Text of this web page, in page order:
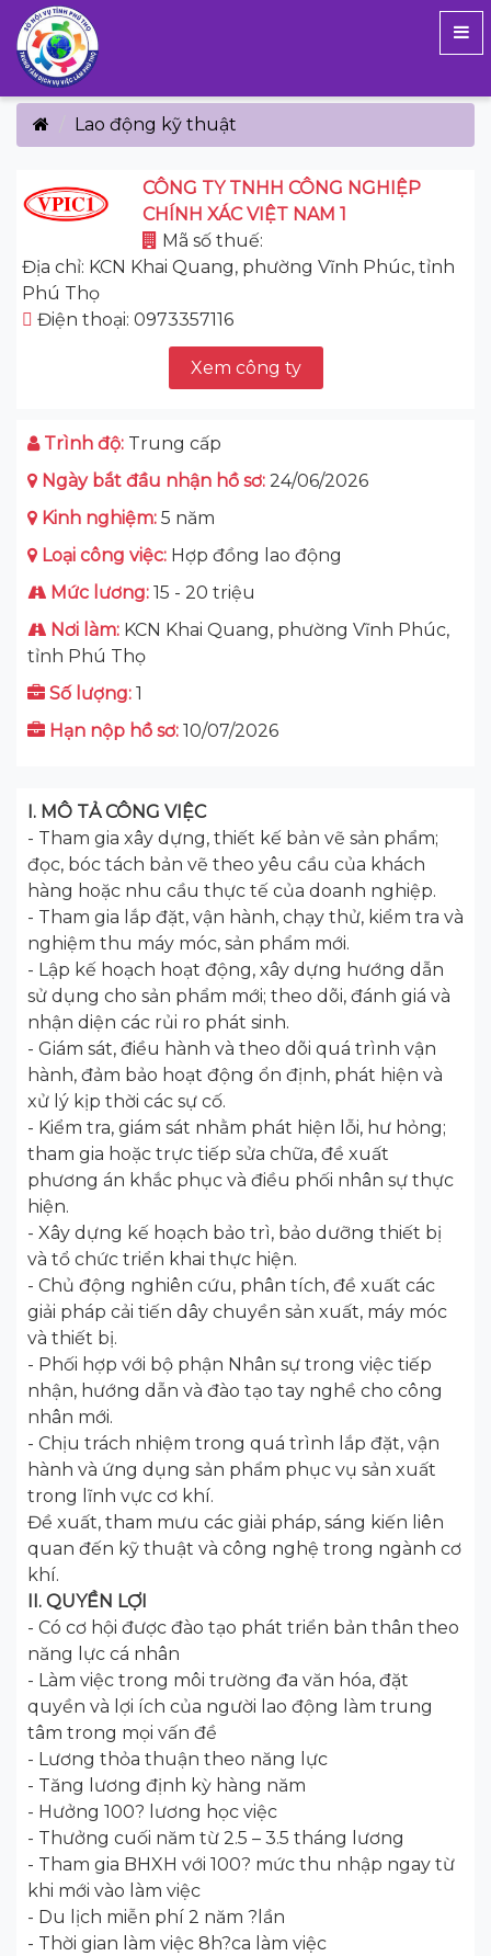
Lao động kỹ thuật
CÔNG TY TNHH CÔNG NGHIỆP
CHÍNH XÁC VIỆT NAM 1
Mã số thuế:
Địa chỉ: KCN Khai Quang, phường Vĩnh Phúc, tỉnh
Phú Thọ
Điện thoại: 0973357116
Xem công ty
Trình độ: Trung cấp
Ngày bắt đầu nhận hồ sơ: 24/06/2026
Kinh nghiệm: 5 năm
Loại công việc: Hợp đồng lao động
Mức lương: 15 - 20 triệu
Nơi làm: KCN Khai Quang, phường Vĩnh Phúc,
tỉnh Phú Thọ
Số lượng: 1
Hạn nộp hồ sơ: 10/07/2026
I. MÔ TẢ CÔNG VIỆC
- Tham gia xây dựng, thiết kế bản vẽ sản phẩm;
đọc, bóc tách bản vẽ theo yêu cầu của khách
hàng hoặc nhu cầu thực tế của doanh nghiệp.
- Tham gia lắp đặt, vận hành, chạy thử, kiểm tra và
nghiệm thu máy móc, sản phẩm mới.
- Lập kế hoạch hoạt động, xây dựng hướng dẫn
sử dụng cho sản phẩm mới; theo dõi, đánh giá và
nhận diện các rủi ro phát sinh.
- Giám sát, điều hành và theo dõi quá trình vận
hành, đảm bảo hoạt động ổn định, phát hiện và
xử lý kịp thời các sự cố.
- Kiểm tra, giám sát nhằm phát hiện lỗi, hư hỏng;
tham gia hoặc trực tiếp sửa chữa, đề xuất
phương án khắc phục và điều phối nhân sự thực
hiện.
- Xây dựng kế hoạch bảo trì, bảo dưỡng thiết bị
và tổ chức triển khai thực hiện.
- Chủ động nghiên cứu, phân tích, đề xuất các
giải pháp cải tiến dây chuyền sản xuất, máy móc
và thiết bị.
- Phối hợp với bộ phận Nhân sự trong việc tiếp
nhận, hướng dẫn và đào tạo tay nghề cho công
nhân mới.
- Chịu trách nhiệm trong quá trình lắp đặt, vận
hành và ứng dụng sản phẩm phục vụ sản xuất
trong lĩnh vực cơ khí.
Đề xuất, tham mưu các giải pháp, sáng kiến liên
quan đến kỹ thuật và công nghệ trong ngành cơ
khí.
II. QUYỀN LỢI
- Có cơ hội được đào tạo phát triển bản thân theo
năng lực cá nhân
- Làm việc trong môi trường đa văn hóa, đặt
quyền và lợi ích của người lao động làm trung
tâm trong mọi vấn đề
- Lương thỏa thuận theo năng lực
- Tăng lương định kỳ hàng năm
- Hưởng 100? lương học việc
- Thưởng cuối năm từ 2.5 – 3.5 tháng lương
- Tham gia BHXH với 100? mức thu nhập ngay từ
khi mới vào làm việc
- Du lịch miễn phí 2 năm ?lần
- Thời gian làm việc 8h?ca làm việc